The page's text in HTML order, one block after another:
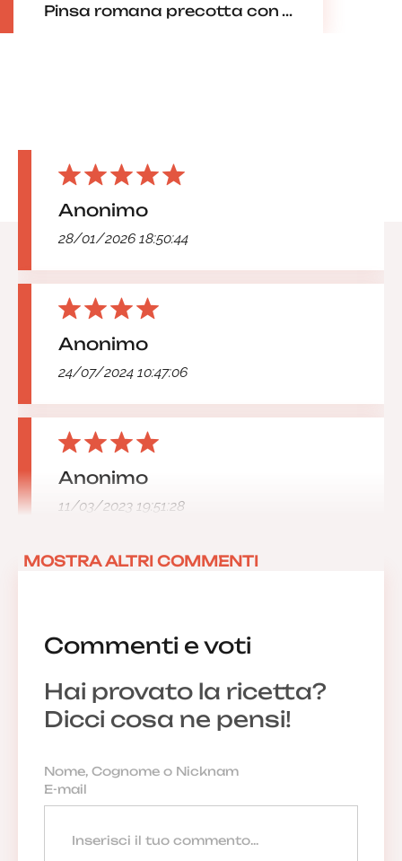
Pinsa romana precotta con ...
Commenti e voti
Hai provato la ricetta?
Dicci cosa ne pensi!
Anonimo
28/01/2026 18:50:44
Anonimo
24/07/2024 10:47:06
Anonimo
11/03/2023 19:51:28
MOSTRA ALTRI COMMENTI